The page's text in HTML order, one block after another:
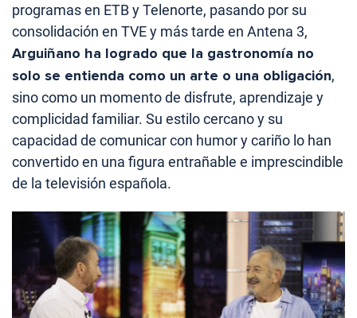
programas en ETB y Telenorte, pasando por su
consolidación en TVE y más tarde en Antena 3,
Arguiñano ha logrado que la gastronomía no
solo se entienda como un arte o una obligación,
sino como un momento de disfrute, aprendizaje y
complicidad familiar. Su estilo cercano y su
capacidad de comunicar con humor y cariño lo han
convertido en una figura entrañable e imprescindible
de la televisión española.